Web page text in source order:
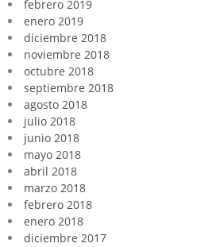
febrero 2019
enero 2019
diciembre 2018
noviembre 2018
octubre 2018
septiembre 2018
agosto 2018
julio 2018
junio 2018
mayo 2018
abril 2018
marzo 2018
febrero 2018
enero 2018
diciembre 2017